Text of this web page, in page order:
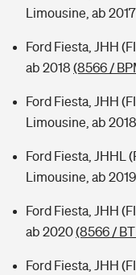
Limousine, ab 2017
Ford Fiesta, JHH
ab 2018 (8566 /
Ford Fiesta, JHH
Limousine, ab 2018
Ford Fiesta, JHHL
Limousine, ab 2019
Ford Fiesta, JHH
ab 2020(8566 /
Ford Fiesta, JHH